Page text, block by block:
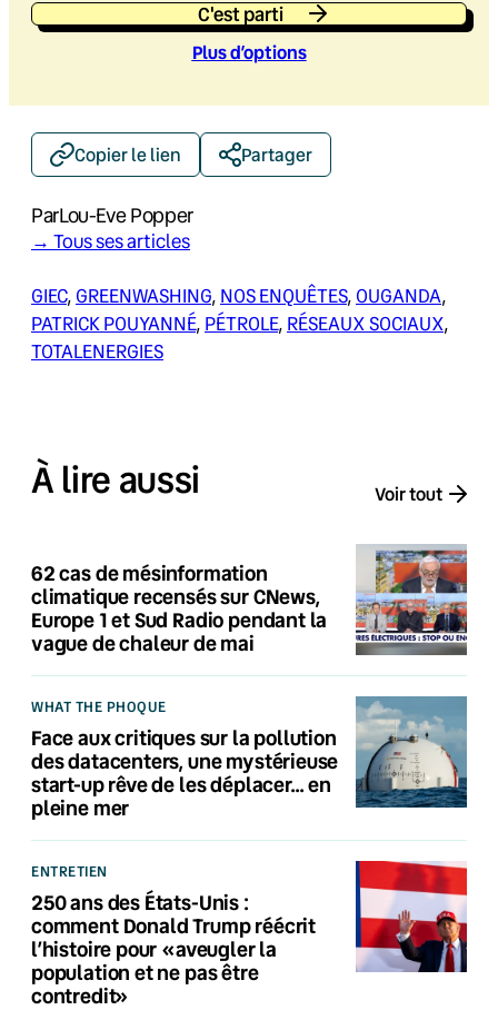
C'est parti
Plus d’options
Copier le lien Partager
ParLou-Eve Popper
→ Tous ses articles
GIEC, GREENWASHING, NOS ENQUÊTES, OUGANDA
PATRICK POUYANNÉ, PÉTROLE, RÉSEAUX SOCIAUX
TOTALENERGIES
À lire aussi Voir tout
62 cas de mésinformation
climatique recensés sur CNews,
Europe 1 et Sud Radio pendant la
vague de chaleur de mai
WHAT THE PHOQUE
Face aux critiques sur la pollution
des datacenters, une mystérieuse
start-up rêve de les déplacer… en
pleine mer
ENTRETIEN
250 ans des États-Unis :
comment Donald Trump réécrit
l’histoire pour «aveugler la
population et ne pas être
contredit»